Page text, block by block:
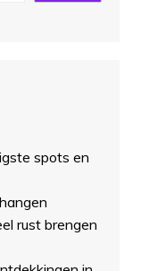
spots en
rust brengen